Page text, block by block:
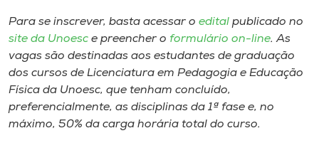
Selecione
o idioma
Para se inscrever, basta acessar o edital publicado no
site da Unoesc e preencher o formulário on-line. As
vagas são destinadas aos estudantes de graduação
dos cursos de Licenciatura em Pedagogia e Educação
Física da Unoesc, que tenham concluído,
preferencialmente, as disciplinas da 1ª fase e, no
máximo, 50% da carga horária total do curso.